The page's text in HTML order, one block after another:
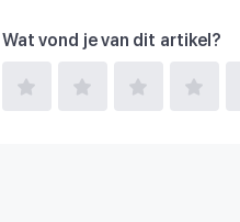
Wat vond je van dit artikel?